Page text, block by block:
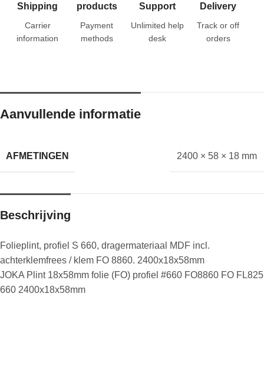
Shipping
Carrier
information
products
Payment
methods
Support
Unlimited help
desk
Delivery
Track or off
orders
Aanvullende informatie
AFMETINGEN 2400 × 58 × 18 mm
Beschrijving
Folieplint, profiel S 660, dragermateriaal MDF incl.
achterklemfrees / klem FO 8860. 2400x18x58mm
JOKA Plint 18x58mm folie (FO) profiel #660 FO8860 FO FL825
660 2400x18x58mm